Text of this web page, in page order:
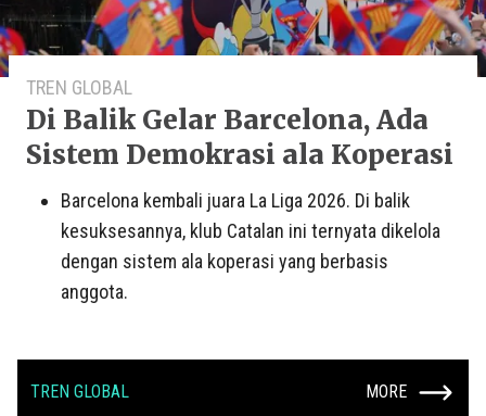
TREN GLOBAL
Di Balik Gelar Barcelona, Ada
Sistem Demokrasi ala Koperasi
Barcelona kembali juara La Liga 2026. Di balik
kesuksesannya, klub Catalan ini ternyata dikelola
dengan sistem ala koperasi yang berbasis
anggota.
TREN GLOBAL MORE